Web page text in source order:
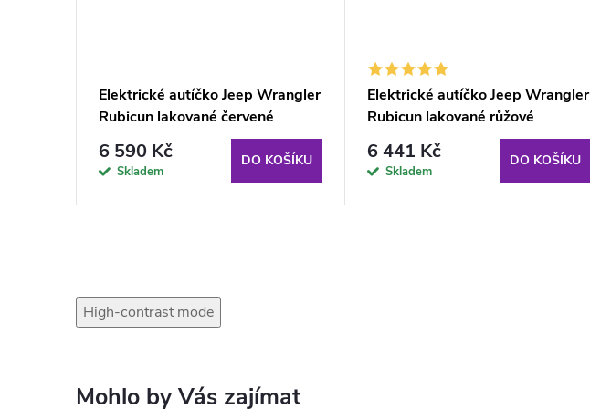
Elektrické autíčko Jeep Wrangler
Rubicun lakované červené
6 590 Kč
Skladem
DO KOŠÍKU
Elektrické autíčko Jeep Wrangler
Rubicun lakované růžové
6 441 Kč
Skladem
DO KOŠÍKU
High-contrast mode